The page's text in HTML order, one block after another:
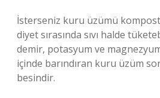
İsterseniz kuru üzümü
diyet sırasında sıvı halde
demir, potasyum ve
içinde barındıran kuru üzüm
besindir.